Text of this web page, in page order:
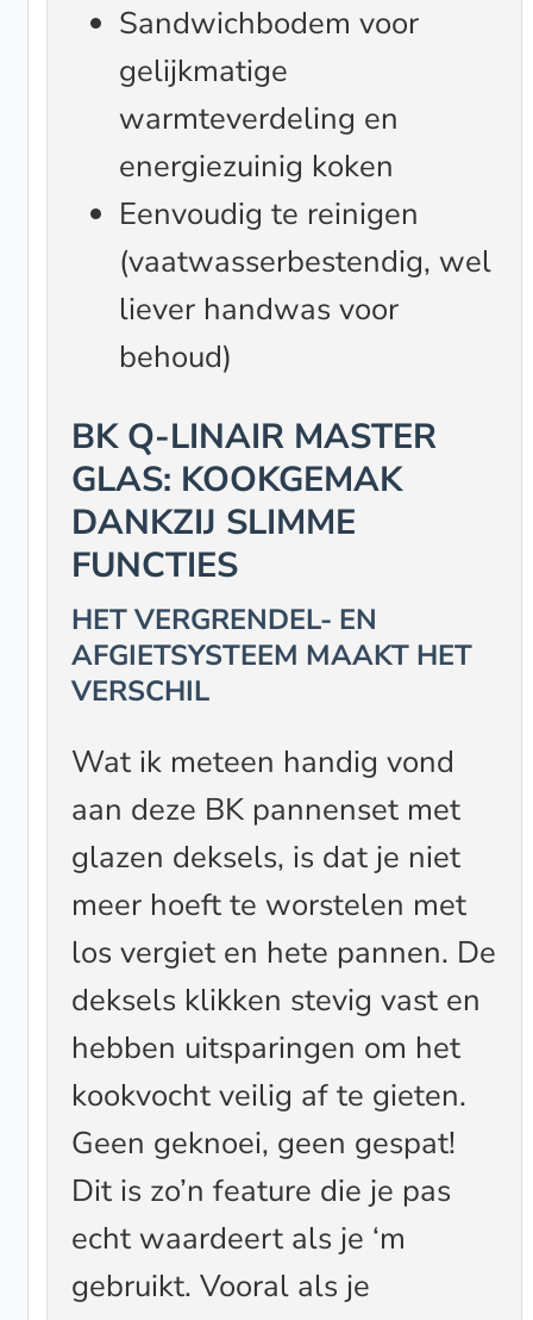
Sandwichbodem voor
gelijkmatige
warmteverdeling en
energiezuinig koken
Eenvoudig te reinigen
(vaatwasserbestendig, wel
liever handwas voor
behoud)
BK Q-LINAIR MASTER
GLAS: KOOKGEMAK
DANKZIJ SLIMME
FUNCTIES
HET VERGRENDEL- EN
AFGIETSYSTEEM MAAKT HET
VERSCHIL
Wat ik meteen handig vond
aan deze BK pannenset met
glazen deksels, is dat je niet
meer hoeft te worstelen met
los vergiet en hete pannen. De
deksels klikken stevig vast en
hebben uitsparingen om het
kookvocht veilig af te gieten.
Geen geknoei, geen gespat!
Dit is zo’n feature die je pas
echt waardeert als je ‘m
gebruikt. Vooral als je